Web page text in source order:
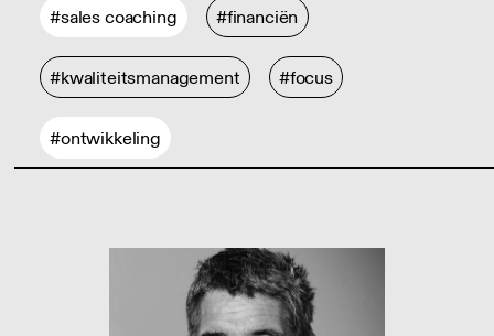
#sales coaching #financiën
#kwaliteitsmanagement #focus
#ontwikkeling